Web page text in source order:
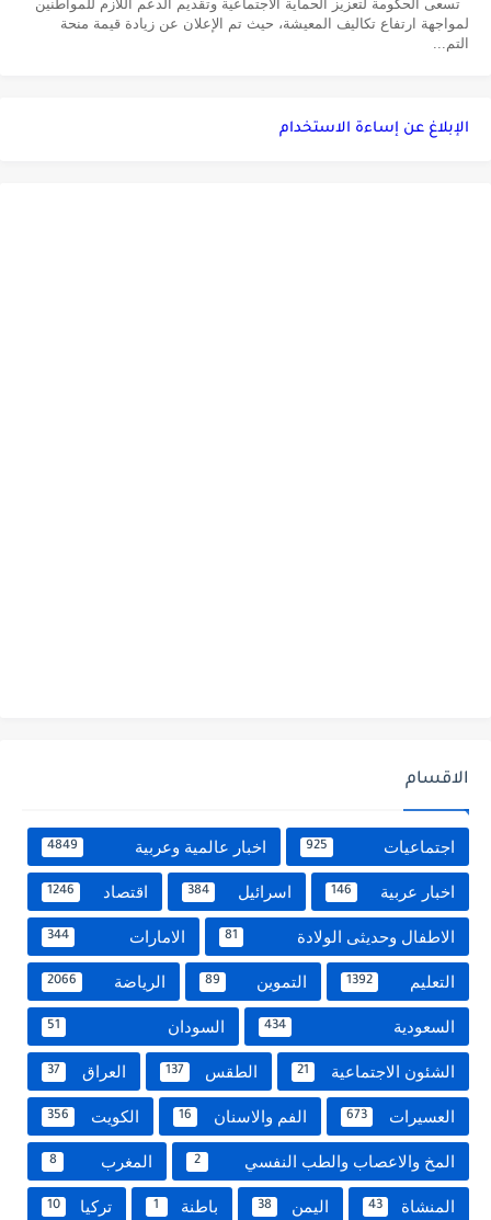
تسعى الحكومة لتعزيز الحماية الاجتماعية وتقديم الدعم اللازم للمواطنين
لمواجهة ارتفاع تكاليف المعيشة، حيث تم الإعلان عن زيادة قيمة منحة
التم...
الإبلاغ عن إساءة الاستخدام
الاقسام
اجتماعيات 925 اخبار عالمية وعربية 4849
اخبار عربية 146 اسرائيل 384 اقتصاد 1246
الاطفال وحديثى الولادة 81 الامارات 344
التعليم 1392 التموين 89 الرياضة 2066
السعودية 434 السودان 51
الشئون الاجتماعية 21 الطقس 137 العراق 37
العسيرات 673 الفم والاسنان 16 الكويت 356
المخ والاعصاب والطب النفسي 2 المغرب 8
المنشاة 43 اليمن 38 باطنة 1 تركيا 10